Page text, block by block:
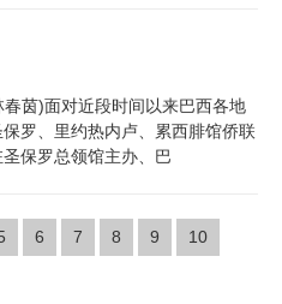
茵)面对近段时间以来巴西各地
罗、里约热内卢、累西腓馆侨联
保罗总领馆主办、巴
6 7 8 9 10